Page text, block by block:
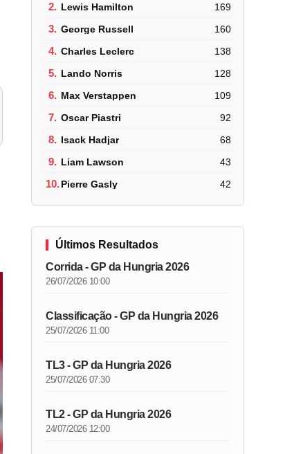
2. Lewis Hamilton 169
3. George Russell 160
4. Charles Leclerc 138
5. Lando Norris 128
6. Max Verstappen 109
7. Oscar Piastri 92
8. Isack Hadjar 68
9. Liam Lawson 43
10.Pierre Gasly 42
Últimos Resultados
Corrida - GP da Hungria 2026
26/07/2026 10:00
Classificação - GP da Hungria 2026
25/07/2026 11:00
TL3 - GP da Hungria 2026
25/07/2026 07:30
TL2 - GP da Hungria 2026
24/07/2026 12:00